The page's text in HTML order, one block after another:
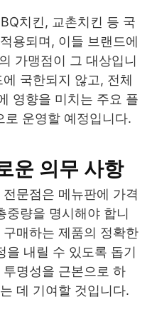
치킨, 교촌치킨 등 국
용되며, 이들 브랜드에
가맹점이 그 대상입니
국한되지 않고, 전체
영향을 미치는 주요 플
로 운영할 예정입니다.
운 의무 사항
문점은 메뉴판에 가격
중량을 명시해야 합니
매하는 제품의 정확한
을 내릴 수 있도록 돕기
명성을 근본으로 하
데 기여할 것입니다.